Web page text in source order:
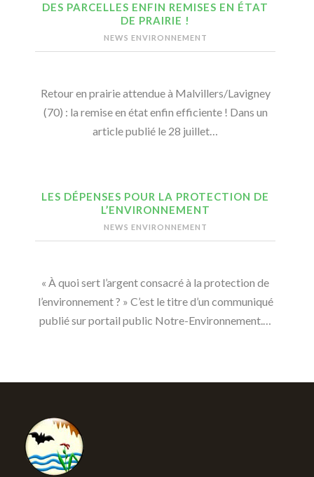
DES PARCELLES ENFIN REMISES EN ÉTAT
DE PRAIRIE !
NEWS ENVIRONNEMENT
Retour en prairie attendue à Malvillers/Lavigney
(70) : la remise en état enfin efficiente ! Dans un
article publié le 28 juillet…
LES DÉPENSES POUR LA PROTECTION DE
L’ENVIRONNEMENT
NEWS ENVIRONNEMENT
« À quoi sert l’argent consacré à la protection de
l’environnement ? » C’est le titre d’un communiqué
publié sur portail public Notre-Environnement.…